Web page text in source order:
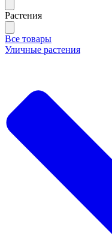
Растения
Все товары
Уличные растения